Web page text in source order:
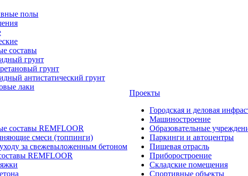
полы
составы
грунт
грунт
антистатический грунт
лаки
составы REMFLOOR
смеси (топпинги)
за свежевыложенным бетоном
REMFLOOR
Проекты
Городская и деловая
Машиностроение
Образовательные
Паркинги и автоцентры
Пищевая отрасль
Приборостроение
Складские помещения
Спортивные объекты